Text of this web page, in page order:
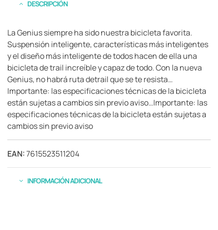
DESCRIPCIÓN
La Genius siempre ha sido nuestra bicicleta favorita.
Suspensión inteligente, características más inteligentes
y el diseño más inteligente de todos hacen de ella una
bicicleta de trail increíble y capaz de todo. Con la nueva
Genius, no habrá ruta detrail que se te resista…
Importante: las especificaciones técnicas de la bicicleta
están sujetas a cambios sin previo aviso…Importante: las
especificaciones técnicas de la bicicleta están sujetas a
cambios sin previo aviso
EAN:7615523511204
INFORMACIÓN ADICIONAL